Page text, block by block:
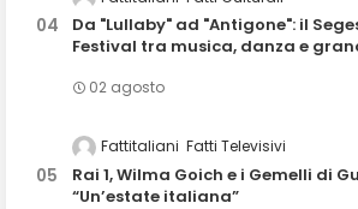
Da "Lullaby" ad "Antigone": il
Festival tra musica, danza e
02 agosto
Fattitaliani Fatti Televisivi
Rai 1, Wilma Goich e i Gemelli di
“Un’estate italiana”